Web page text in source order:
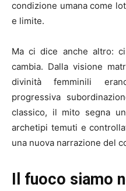
condizione umana come
e limite.
Ma ci dice anche altro:
cambia. Dalla visione
divinità femminili
progressiva
classico, il mito segna
archetipi temuti e
una nuova narrazione del
Il fuoco siamo